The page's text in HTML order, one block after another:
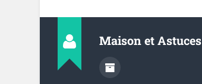
Maison et Astuces